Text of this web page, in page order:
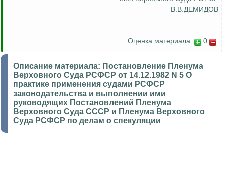
В.В.ДЕМИДОВ
Оценка материала: 0
Описание материала: Постановление Пленума
Верховного Суда РСФСР от 14.12.1982 N 5 О
практике применения судами РСФСР
законодательства и выполнении ими
руководящих Постановлений Пленума
Верховного Суда СССР и Пленума Верховного
Суда РСФСР по делам о спекуляции